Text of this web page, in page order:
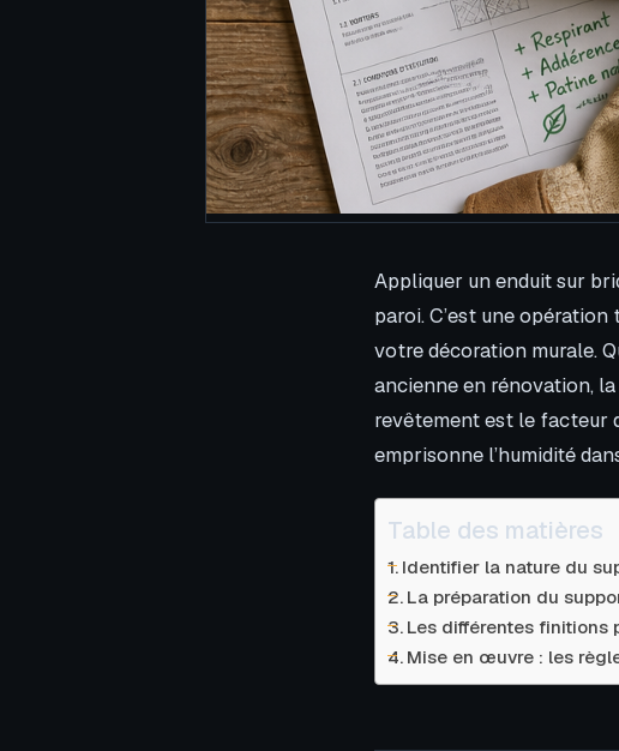
Appliquer un enduit sur
paroi. C’est une
votre décoration murale.
ancienne en rénovation,
revêtement est le facteur
emprisonne l’humidité
Table des matières
Identifier la nature du
La préparation du
Les différentes finitions
Mise en œuvre : les